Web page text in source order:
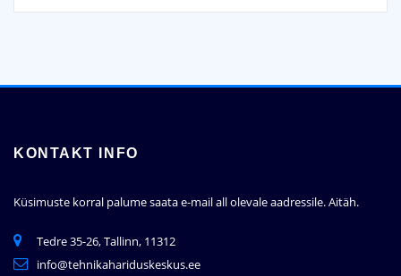
KONTAKT INFO
Küsimuste korral palume saata e-mail all olevale aadressile.Aitäh.
Tedre 35-26, Tallinn, 11312
info@tehnikahariduskeskus.ee